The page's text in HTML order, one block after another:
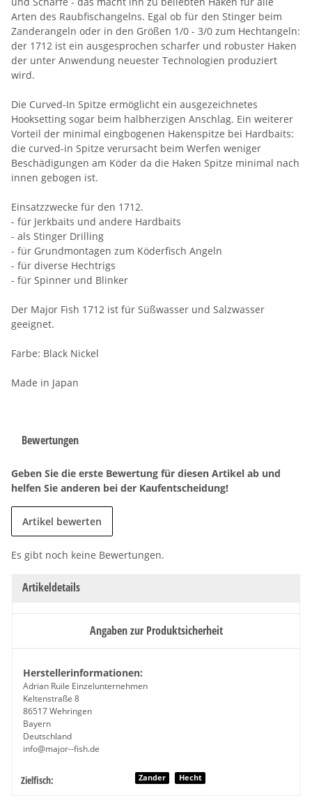
Arten des Raubfischangelns. Egal ob für den Stinger beim
Zanderangeln oder in den Größen 1/0 - 3/0 zum Hechtangeln:
der 1712 ist ein ausgesprochen scharfer und robuster Haken
der unter Anwendung neuester Technologien produziert
wird.
Die Curved-In Spitze ermöglicht ein ausgezeichnetes
Hooksetting sogar beim halbherzigen Anschlag. Ein weiterer
Vorteil der minimal eingbogenen Hakenspitze bei Hardbaits:
die curved-in Spitze verursacht beim Werfen weniger
Beschädigungen am Köder da die Haken Spitze minimal nach
innen gebogen ist.
Einsatzzwecke für den 1712.
- für Jerkbaits und andere Hardbaits
- als Stinger Drilling
- für Grundmontagen zum Köderfisch Angeln
- für diverse Hechtrigs
- für Spinner und Blinker
Der Major Fish 1712 ist für Süßwasser und Salzwasser
geeignet.
Farbe: Black Nickel
Made in Japan
Bewertungen
Geben Sie die erste Bewertung für diesen Artikel ab und
helfen Sie anderen bei der Kaufentscheidung!
Artikel bewerten
Es gibt noch keine Bewertungen.
Artikeldetails
Angaben zur Produktsicherheit
Herstellerinformationen:
Adrian Ruile Einzelunternehmen
Keltenstraße 8
86517 Wehringen
Bayern
Deutschland
info@major--fish.de
Produkteigenschaft
Wert
Zielfisch: Zander Hecht